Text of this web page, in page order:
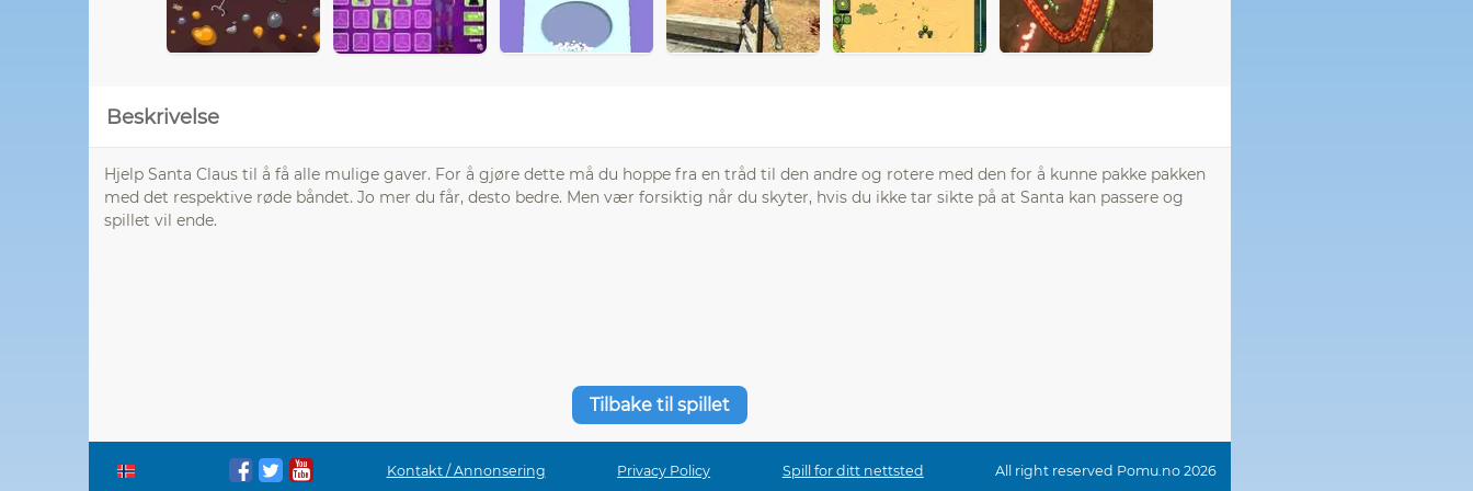
Beskrivelse
Hjelp Santa Claus til å få alle mulige gaver. For å gjøre dette må du hoppe fra en tråd til den andre og rotere med den for å kunne pakke pakken
med det respektive røde båndet. Jo mer du får, desto bedre. Men vær forsiktig når du skyter, hvis du ikke tar sikte på at Santa kan passere og
spillet vil ende.
Tilbake til spillet
Kontakt / Annonsering Privacy Policy Spill for ditt nettsted All right reserved Pomu.no 2026